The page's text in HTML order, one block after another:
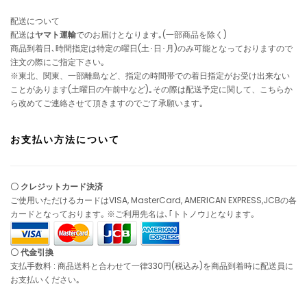
配送について
配送はヤマト運輸でのお届けとなります｡(一部商品を除く)
商品到着日､時間指定は特定の曜日(土･日･月)のみ可能となっておりますので
注文の際にご指定下さい｡
※東北、関東、一部離島など、指定の時間帯での着日指定がお受け出来ない
ことがあります(土曜日の午前中など)｡その際は配送予定に関して、こちらか
ら改めてご連絡させて頂きますのでご了承願います｡
お支払い方法について
〇 クレジットカード決済
ご使用いただけるカードはVISA, MasterCard, AMERICAN EXPRESS,JCBの各
カードとなっております｡ ※ご利用先名は､｢トトノウ｣となります｡
〇 代金引換
支払手数料 : 商品送料と合わせて一律330円(税込み)を商品到着時に配送員に
お支払いください｡